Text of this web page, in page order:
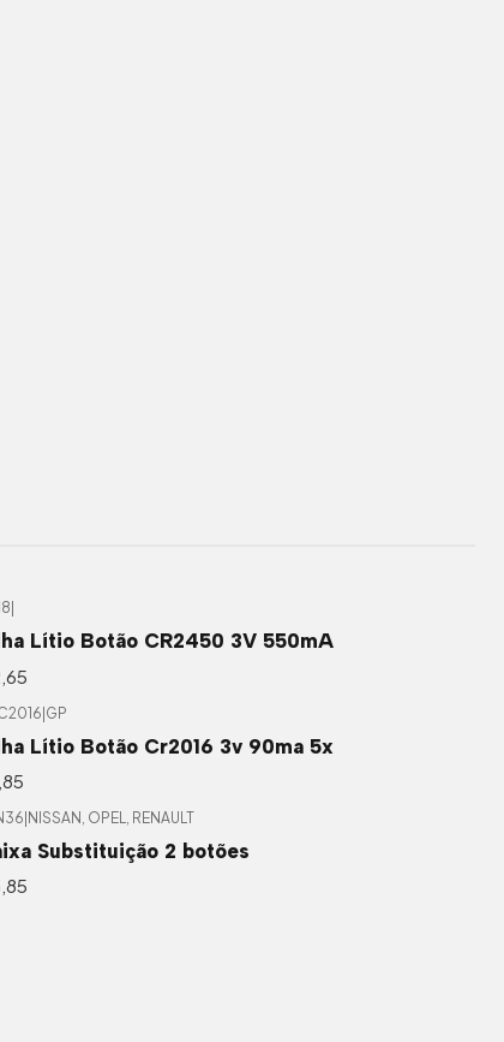
Lítio Botão CR2450 3V 550mA
|GP
Lítio Botão Cr2016 3v 90ma 5x
NISSAN, OPEL, RENAULT
Substituição 2 botões